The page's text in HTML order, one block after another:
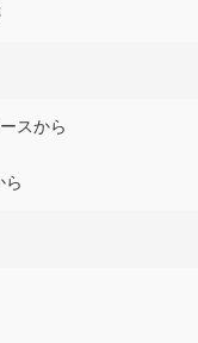
スから
ら